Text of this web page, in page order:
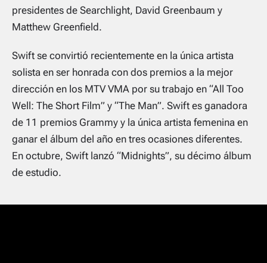
presidentes de Searchlight, David Greenbaum y
Matthew Greenfield.
Swift se convirtió recientemente en la única artista
solista en ser honrada con dos premios a la mejor
dirección en los MTV VMA por su trabajo en “All Too
Well: The Short Film” y “The Man”. Swift es ganadora
de 11 premios Grammy y la única artista femenina en
ganar el álbum del año en tres ocasiones diferentes.
En octubre, Swift lanzó “Midnights”, su décimo álbum
de estudio.